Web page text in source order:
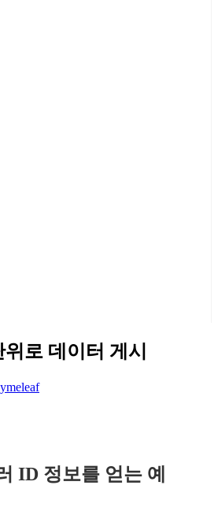
로 데이터 게시
ID 정보를 얻는 예